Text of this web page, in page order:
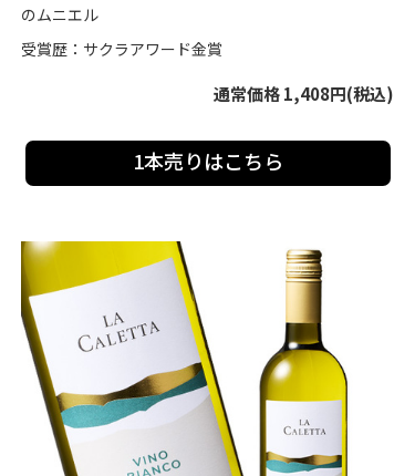
のムニエル
受賞歴：サクラアワード金賞
通常価格 1,408円(税込)
1本売りはこちら